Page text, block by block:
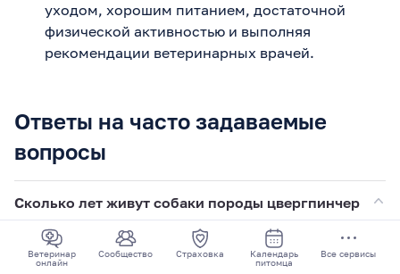
Ветеринар
онлайн
Сообщество Страховка
Календарь
питомца
Все сервисы
уходом, хорошим питанием, достаточной
физической активностью и выполняя
рекомендации ветеринарных врачей.
Ответы на часто задаваемые
вопросы
Сколько лет живут собаки породы цвергпинчер
(карликовые пинчеры) в домашних условиях?
В среднем эти собаки живут от 10 до 14 лет, но при